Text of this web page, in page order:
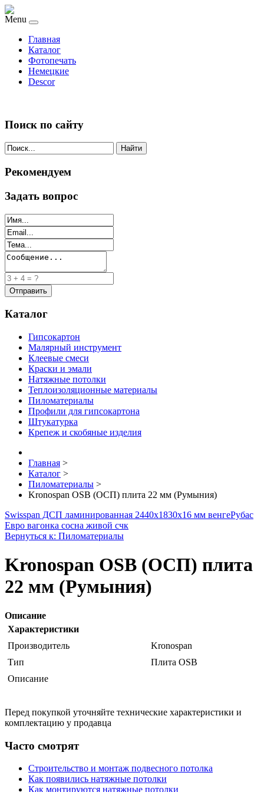
Menu
Главная
Каталог
Фотопечать
Немецкие
Descor
Поиск по сайту
Найти
Рекомендуем
Задать вопрос
Каталог
Гипсокартон
Малярный инструмент
Клеевые смеси
Краски и эмали
Натяжные потолки
Теплоизоляционные материалы
Пиломатериалы
Профили для гипсокартона
Штукатурка
Крепеж и скобяные изделия
Главная >
Каталог >
Пиломатериалы >
Kronospan OSB (ОСП) плита 22 мм (Румыния)
Swisspan ДСП ламинированная 2440х1830х16 мм венгеРубас
Евро вагонка сосна живой счк
Вернуться к: Пиломатериалы
Kronospan OSB (ОСП) плита
22 мм (Румыния)
Описание
Характеристики
Производитель
Kronospan
Тип
Плита OSB
Описание
Перед покупкой уточняйте технические характеристики и
комплектацию у продавца
Часто смотрят
Строительство и монтаж подвесного потолка
Как появились натяжные потолки
Как монтируются натяжные потолки